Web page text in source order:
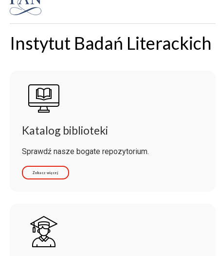
Instytut Badań Literackich
Katalog biblioteki
Sprawdź nasze bogate repozytorium.
Zobacz więcej